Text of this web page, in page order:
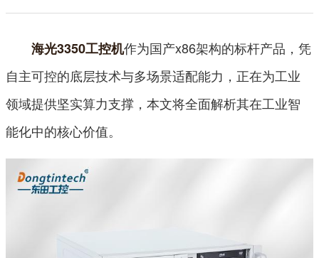
海光3350工控机作为国产x86架构的标杆产品，凭
自主可控的底层技术与多场景适配能力，正在为工业
领域提供坚实算力支撑，本文将全面解析其在工业智
能化中的核心价值。